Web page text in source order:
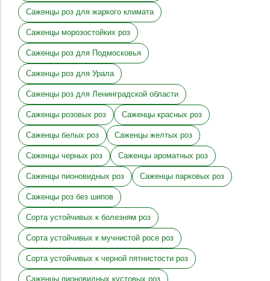
Саженцы роз для жаркого климата
Саженцы морозостойких роз
Саженцы роз для Подмосковья
Саженцы роз для Урала
Саженцы роз для Ленинградской области
Саженцы розовых роз Саженцы красных роз
Саженцы белых роз Саженцы желтых роз
Саженцы черных роз Саженцы ароматных роз
Саженцы пионовидных роз Саженцы парковых роз
Саженцы роз без шипов
Сорта устойчивых к болезням роз
Сорта устойчивых к мучнистой росе роз
Сорта устойчивых к черной пятнистости роз
Саженцы пионовидных кустовых роз